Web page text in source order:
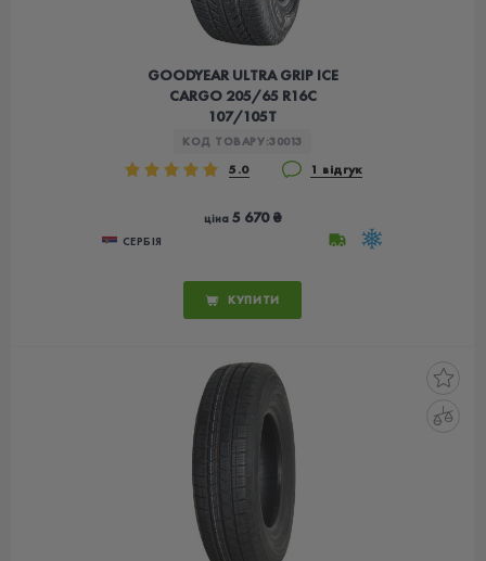
GOODYEAR ULTRA GRIP ICE
CARGO 205/65 R16C
107/105T
КОД ТОВАРУ:30013
5.0 1 відгук
ціна5 670 ₴
СЕРБІЯ
КУПИТИ